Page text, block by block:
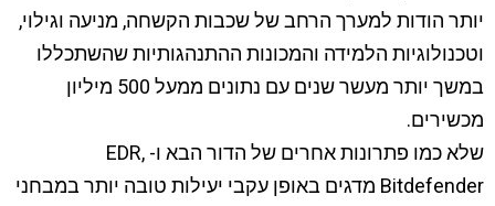
יותר הודות למערך הרחב של שכבות הקשחה, מניעה וגילוי,
וטכנולוגיות הלמידה והמכונות ההתנהגותיות שהשתכללו
במשך יותר מעשר שנים עם נתונים ממעל 500 מיליון
מכשירים.
שלא כמו פתרונות אחרים של הדור הבא ו- EDR,
Bitdefender מדגים באופן עקבי יעילות טובה יותר במבחני